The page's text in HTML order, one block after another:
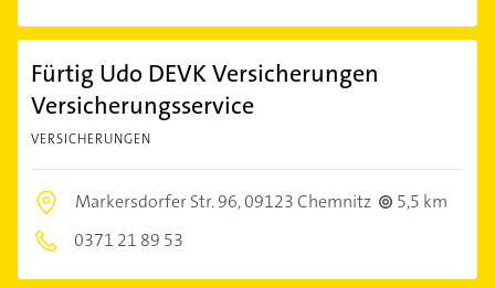
Fürtig Udo DEVK Versicherungen
Versicherungsservice
VERSICHERUNGEN
Markersdorfer Str. 96,09123 Chemnitz
5,5 km
0371 21 89 53